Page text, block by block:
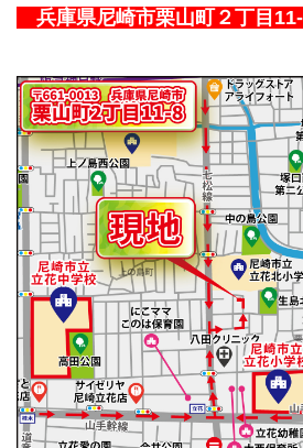
兵庫県尼崎市栗山町２丁目